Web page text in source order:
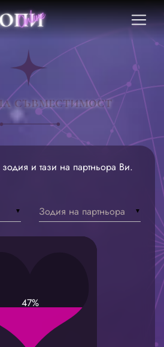
съвместимост
и тази на партньора Ви.
▼ ▼
Зодия на партньора
47%